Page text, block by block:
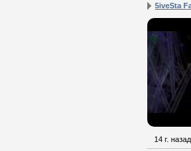
5iveSta
14 г. назад